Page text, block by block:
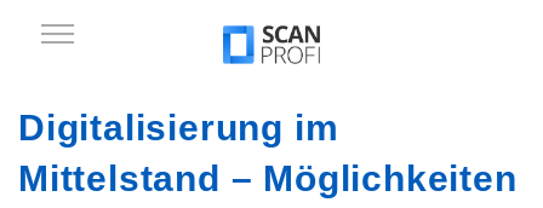
Digitalisierung im
Mittelstand – Möglichkeiten